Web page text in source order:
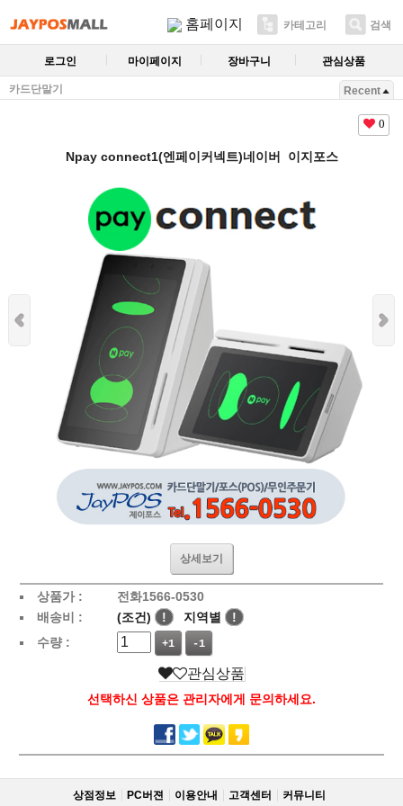
홈페이지 카테고리 검색
로그인 마이페이지 장바구니 관심상품
카드단말기 Recent
0
Npay connect1(엔페이커넥트)네이버 이지포스
상세보기
상품가 :
전화1566-0530
배송비 :
(조건) ! 지역별
!
수량 :
+1 -1
관심상품
선택하신 상품은 관리자에게 문의하세요.
상점정보 PC버젼 이용안내 고객센터 커뮤니티